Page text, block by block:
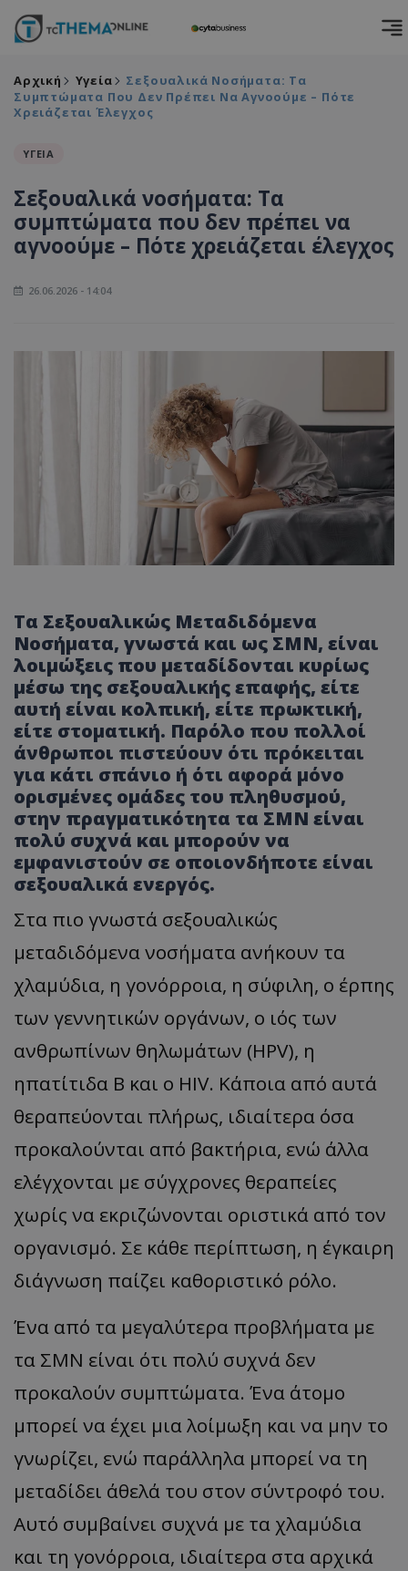
Αρχική Υγεία
Σεξουαλικά Νοσήματα: Τα
Συμπτώματα Που Δεν Πρέπει Να Αγνοούμε – Πότε
Χρειάζεται Έλεγχος
ΥΓΕΙΑ
Σεξουαλικά νοσήματα: Τα
συμπτώματα που δεν πρέπει να
αγνοούμε – Πότε χρειάζεται έλεγχος
26.06.2026 - 14:04
Τα Σεξουαλικώς Μεταδιδόμενα
Νοσήματα, γνωστά και ως ΣΜΝ, είναι
λοιμώξεις που μεταδίδονται κυρίως
μέσω της σεξουαλικής επαφής, είτε
αυτή είναι κολπική, είτε πρωκτική,
είτε στοματική. Παρόλο που πολλοί
άνθρωποι πιστεύουν ότι πρόκειται
για κάτι σπάνιο ή ότι αφορά μόνο
ορισμένες ομάδες του πληθυσμού,
στην πραγματικότητα τα ΣΜΝ είναι
πολύ συχνά και μπορούν να
εμφανιστούν σε οποιονδήποτε είναι
σεξουαλικά ενεργός.
Στα πιο γνωστά σεξουαλικώς
μεταδιδόμενα νοσήματα ανήκουν τα
χλαμύδια, η γονόρροια, η σύφιλη, ο έρπης
των γεννητικών οργάνων, ο ιός των
ανθρωπίνων θηλωμάτων (HPV), η
ηπατίτιδα Β και ο HIV. Κάποια από αυτά
θεραπεύονται πλήρως, ιδιαίτερα όσα
προκαλούνται από βακτήρια, ενώ άλλα
ελέγχονται με σύγχρονες θεραπείες
χωρίς να εκριζώνονται οριστικά από τον
οργανισμό. Σε κάθε περίπτωση, η έγκαιρη
διάγνωση παίζει καθοριστικό ρόλο.
Ένα από τα μεγαλύτερα προβλήματα με
τα ΣΜΝ είναι ότι πολύ συχνά δεν
προκαλούν συμπτώματα. Ένα άτομο
μπορεί να έχει μια λοίμωξη και να μην το
γνωρίζει, ενώ παράλληλα μπορεί να τη
μεταδίδει άθελά του στον σύντροφό του.
Αυτό συμβαίνει συχνά με τα χλαμύδια
και τη γονόρροια, ιδιαίτερα στα αρχικά